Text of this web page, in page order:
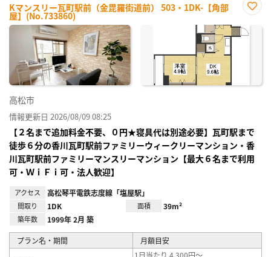
Kマンスリー瓦町駅前（金毘羅街道前） 503・1DK-【角部
屋】(No.733860)
に入
り登
高松市
情報更新日 2026/08/09 08:25
【２名まで追加料金不要、０円★寝具代は別途必要】瓦町駅まで
徒歩６分の香川瓦町駅前ファミリーウィークリーマンション・香
川瓦町駅前ファミリーマンスリーマンション【最大６名まで利用
可・ＷｉＦｉ可・法人歓迎】
アクセス 高松琴平電鉄志度線「塩屋駅」
間取り 1DK 面積 39m²
築年数 1999年 2月 築
プラン名・期間 月額目安
1日当たり 4,300円～